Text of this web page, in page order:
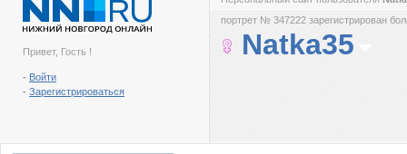
Привет, Гость !
- Войти
- Зарегистрироваться
портрет № 347222 зарегистрирован
Natka35